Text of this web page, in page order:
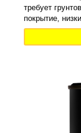
требует
покрытие,